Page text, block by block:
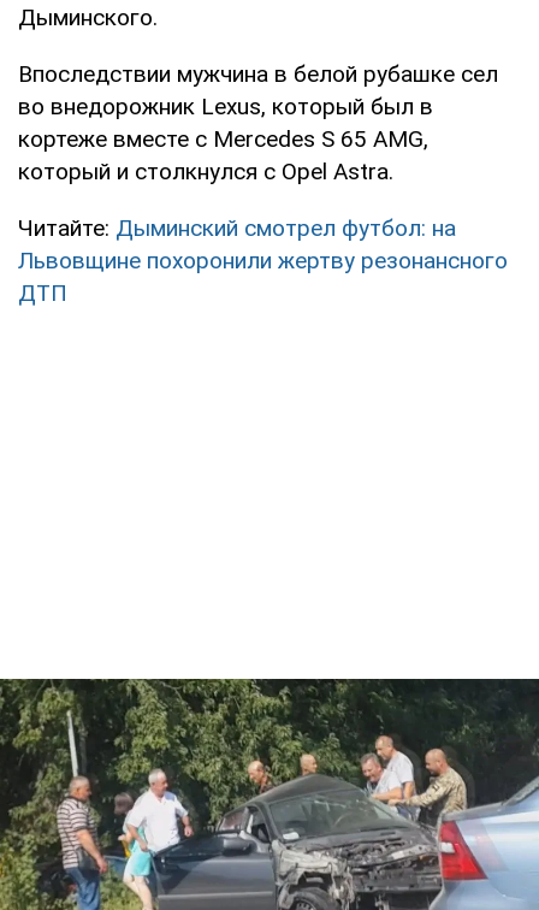
Дыминского.
Впоследствии мужчина в белой рубашке сел
во внедорожник Lexus, который был в
кортеже вместе с Mercedes S 65 AMG,
который и столкнулся с Opel Astra.
Читайте: Дыминский смотрел футбол: на
Львовщине похоронили жертву резонансного
ДТП